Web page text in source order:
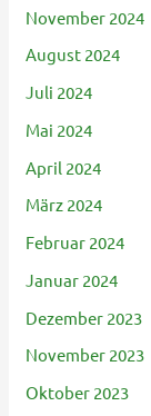
November 2024
August 2024
Juli 2024
Mai 2024
April 2024
März 2024
Februar 2024
Januar 2024
Dezember 2023
November 2023
Oktober 2023